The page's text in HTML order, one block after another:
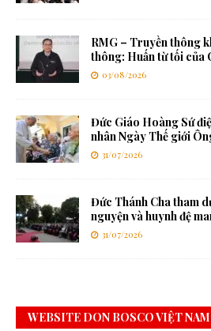
RMG – Truyền thông
thông: Huấn từ tối của
03/08/2026
Đức Giáo Hoàng Sứ
nhân Ngày Thế giới
31/07/2026
Đức Thánh Cha tham
nguyện và huynh đệ
31/07/2026
WEBSITE DON BOSCO VIỆT NAM